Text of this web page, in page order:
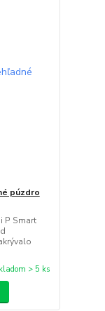
púzdro
P Smart
> 5 ks